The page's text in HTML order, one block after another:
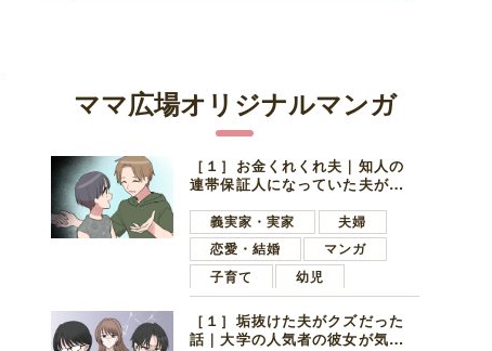
ママ広場オリジナルマンガ
［１］お金くれくれ夫｜知人の
連帯保証人になっていた夫が家
言ってきた
義実家・実家
夫婦
恋愛・結婚
マンガ
子育て
幼児
［１］垢抜けた夫がクズだった
話｜大学の人気者の彼女が気に